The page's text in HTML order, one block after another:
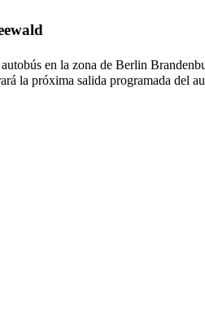
en la zona de Berlin
la próxima salida programada del